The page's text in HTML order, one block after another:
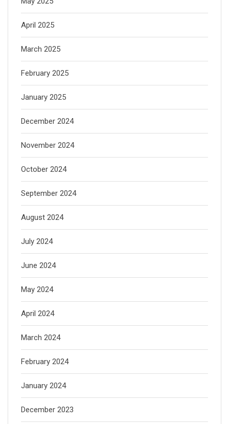
April 2025
March 2025
February 2025
January 2025
December 2024
November 2024
October 2024
September 2024
August 2024
July 2024
June 2024
May 2024
April 2024
March 2024
February 2024
January 2024
December 2023